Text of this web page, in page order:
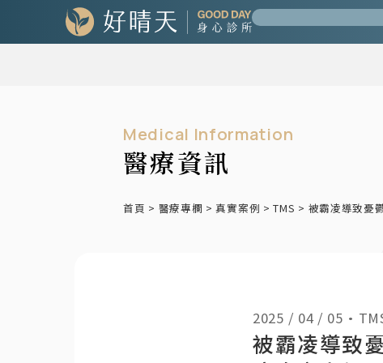
Medical Information
醫療資訊
首頁 > 醫療專欄 >真實案例 >TMS > 被霸凌導致憂
2025 / 04 / 05 •
被霸凌導致